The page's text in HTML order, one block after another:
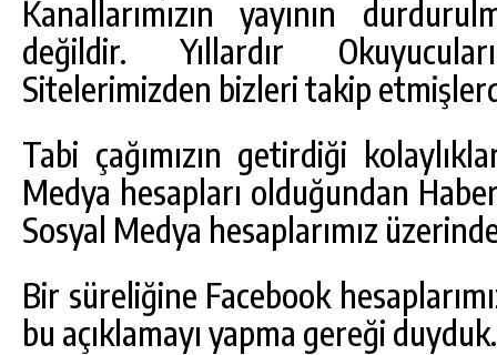
Kanallarımızın yayının
değildir. Yıllardır
Sitelerimizden bizleri takip
Tabi çağımızın getirdiği
Medya hesapları olduğundan
Sosyal Medya hesaplarımız
Bir süreliğine Facebook
bu açıklamayı yapma gereği duyduk.